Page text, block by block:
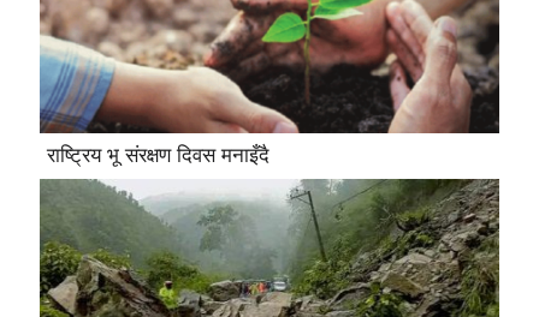
राष्ट्रिय भू संरक्षण दिवस मनाइँदै